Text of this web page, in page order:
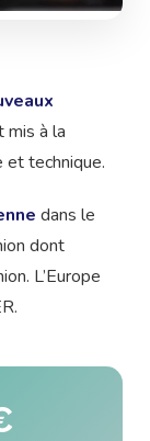
mis à la
et technique.
dans le
dont
L’Europe